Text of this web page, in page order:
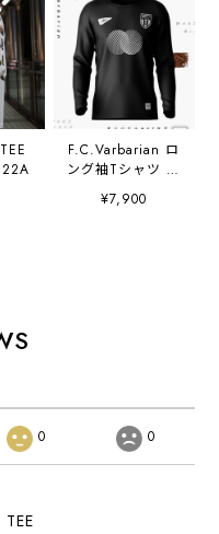
F.C.Varbarian ロ
ング袖Tシャツ 黒
(初期クラブメンバ
ーNFT付き)
¥7,900
0 0
TEE